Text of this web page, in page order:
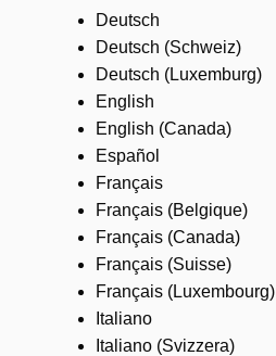
Deutsch
Deutsch (Schweiz)
Deutsch (Luxemburg)
English
English (Canada)
Español
Français
Français (Belgique)
Français (Canada)
Français (Suisse)
Français (Luxembourg)
Italiano
Italiano (Svizzera)